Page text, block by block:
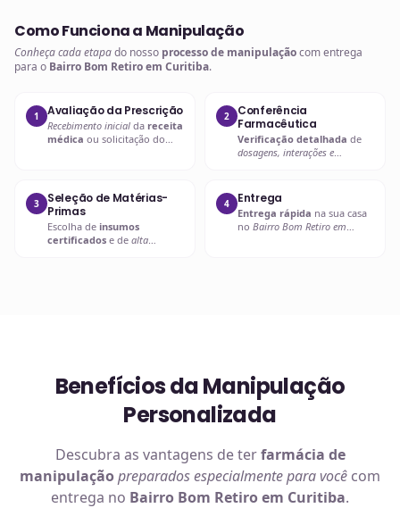
Como Funciona a Manipulação
Conheça cada etapado nosso processo de manipulaçãocom entrega
para o Bairro Bom Retiro em Curitiba.
1 Avaliação da Prescrição
Recebimento inicial da receita
médica ou solicitação do
2
Conferência
Farmacêutica
Verificação detalhada de
dosagens, interações e
3
Seleção de Matérias-
Primas
Escolha de insumos
certificados e de alta
4 Entrega
Entrega rápida na sua casa
no Bairro Bom Retiro em
Benefícios da Manipulação
Personalizada
Descubra as vantagens de terfarmácia de
manipulaçãopreparados especialmente para você com
entrega no Bairro Bom Retiro em Curitiba.